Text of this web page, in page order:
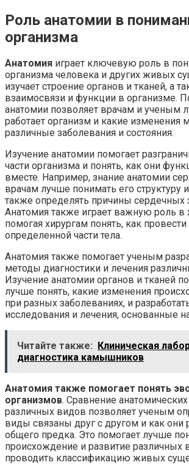
Роль анатомии в
организма
Анатомия играет ключевую роль в
организма человека и других живых
изучает строение органов и тканей, а
взаимосвязи и функции в организме.
анатомии позволяет врачам и ученым
работает организм и какие изменения
различные заболевания и состояния.
Изучение анатомии помогает
части организма и понять, как они
вместе. Например, знание анатомии
врачам лучше понимать его структуру
также определять причины сердечных
Анатомия также играет важную роль в
помогая хирургам понять, как
определенной части тела.
Анатомия также помогает ученым
методы диагностики и лечения
Изучение анатомии органов и тканей
лучше понять, какие изменения
при разных заболеваниях, и
исследования и лечения, основанные
Читайте также:
Клиническая
диагностика камышников
Анатомия также помогает понять
организмов. Сравнение
различных видов позволяет ученым
виды связаны друг с другом и как они
общего предка. Это помогает лучше
происхождение и развитие различных
проводить классификацию живых